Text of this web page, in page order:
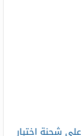
شحنة اختبار